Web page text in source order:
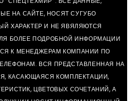
НА САЙТЕ, НОСЯТ СУГУБО
ХАРАКТЕР И НЕ ЯВЯЛЯЮТСЯ
БОЛЕЕ ПОДРОБНОЙ ИНФОРМАЦИИ
К МЕНЕДЖЕРАМ КОМПАНИИ ПО
ВСЯ ПРЕДСТАВЛЕННАЯ НА
КАСАЮЩАЯСЯ КОМПЛЕКТАЦИИ,
ЦВЕТОВЫХ СОЧЕТАНИЙ, А